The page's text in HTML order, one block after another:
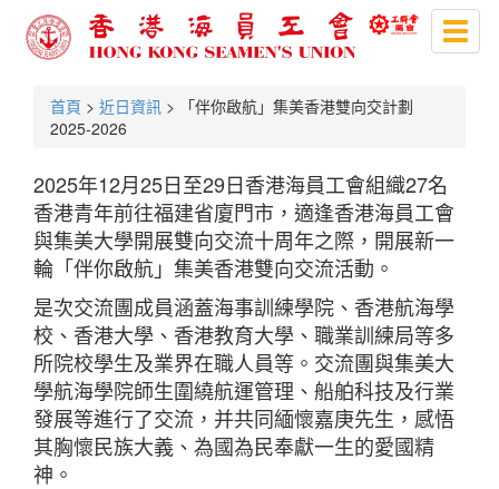
首頁 > 近日資訊 > 「伴你啟航」集美香港雙向交計劃
2025-2026
2025年12月25日至29日香港海員工會組織27名
香港青年前往福建省廈門市，適逢香港海員工會
與集美大學開展雙向交流十周年之際，開展新一
輪「伴你啟航」集美香港雙向交流活動。
是次交流團成員涵蓋海事訓練學院、香港航海學
校、香港大學、香港教育大學、職業訓練局等多
所院校學生及業界在職人員等。交流團與集美大
學航海學院師生圍繞航運管理、船舶科技及行業
發展等進行了交流，并共同緬懷嘉庚先生，感悟
其胸懷民族大義、為國為民奉獻一生的愛國精
神。